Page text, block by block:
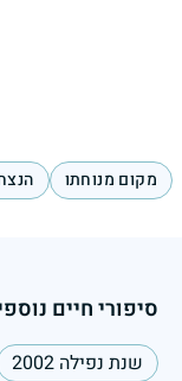
מקום מנוחתו
סיפורי חיים
שנת נפילה 2002